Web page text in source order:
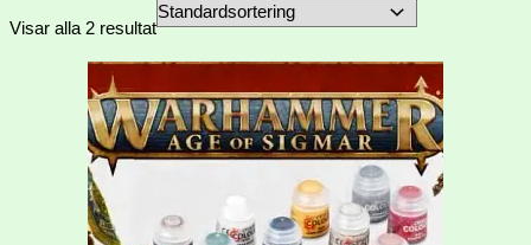
Visar alla 2 resultat